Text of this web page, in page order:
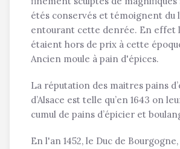
étés conservés et témoignent du
entourant cette denrée. En effet
étaient hors de prix à cette
Ancien moule à pain d'épices.
La réputation des maitres pains
d’Alsace est telle qu’en 1643 on
cumul de pains d’épicier et
En l'an 1452, le Duc de